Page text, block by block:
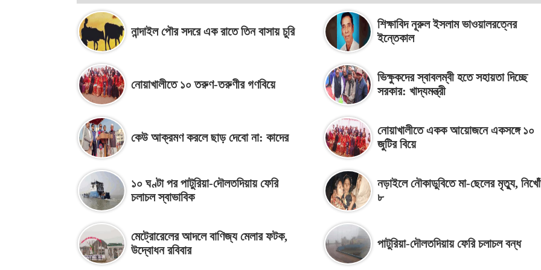
নান্দাইল পৌর সদরে এক রাতে তিন বাসায় চুরি
শিক্ষাবিদ নূরুল ইসলাম ভাওয়ালরত্নের
ইন্তেকাল
নোয়াখালীতে ১০ তরুণ-তরুণীর গণবিয়ে
ভিক্ষুকদের স্বাবলম্বী হতে সহায়তা দিচ্ছে
সরকার: খাদ্যমন্ত্রী
কেউ আক্রমণ করলে ছাড় দেবো না: কাদের
নোয়াখালীতে একক আয়োজনে একসঙ্গে ১০
জুটির বিয়ে
১০ ঘণ্টা পর পাটুরিয়া-দৌলতদিয়ায় ফেরি
চলাচল স্বাভাবিক
নড়াইলে নৌকাডুবিতে মা-ছেলের মৃত্যু,
৮
মেট্রোরেলের আদলে বাণিজ্য মেলার ফটক,
উদ্বোধন রবিবার
পাটুরিয়া-দৌলতদিয়ায় ফেরি চলাচল বন্ধ